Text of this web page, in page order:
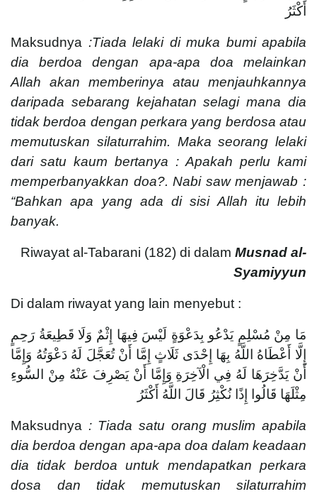
أَكْثَرُ
Maksudnya :Tiada lelaki di muka bumi apabila
dia berdoa dengan apa-apa doa melainkan
Allah akan memberinya atau menjauhkannya
daripada sebarang kejahatan selagi mana dia
tidak berdoa dengan perkara yang berdosa atau
memutuskan silaturrahim. Maka seorang lelaki
dari satu kaum bertanya : Apakah perlu kami
memperbanyakkan doa?. Nabi saw menjawab :
“Bahkan apa yang ada di sisi Allah itu lebih
banyak.
Riwayat al-Tabarani (182) di dalam Musnad al-
Syamiyyun
Di dalam riwayat yang lain menyebut :
مَا مِنْ مُسْلِمٍ يَدْعُو بِدَعْوَةٍ لَيْسَ فِيهَا إِثْمٌ وَلَا قَطِيعَةُ رَحِمٍ
إِلَّا أَعْطَاهُ اللَّهُ بِهَا إِحْدَى ثَلَاثٍ إِمَّا أَنْ تُعَجَّلَ لَهُ دَعْوَتُهُ وَإِمَّا
أَنْ يَدَّخِرَهَا لَهُ فِي الْآخِرَةِ وَإِمَّا أَنْ يَصْرِفَ عَنْهُ مِنْ السُّوءِ
مِثْلَهَا قَالُوا إِذًا نُكْثِرُ قَالَ اللَّهُ أَكْثَرُ
Maksudnya : Tiada satu orang muslim apabila
dia berdoa dengan apa-apa doa dalam keadaan
dia tidak berdoa untuk mendapatkan perkara
dosa dan tidak memutuskan silaturrahim